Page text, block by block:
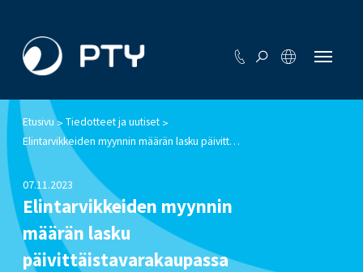
Etusivu > Tiedotteet ja uutiset >
Elintarvikkeiden myynnin määrän lasku päivittäistavarakaupassa pysähtyi heinä-syyskuussa
07.11.2023
Elintarvikkeiden myynnin
määrän lasku
päivittäistavarakaupassa